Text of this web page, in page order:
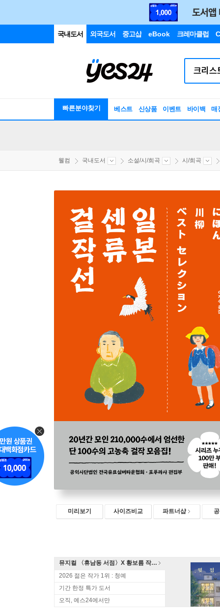
국내도서 외국도서 중고샵 eBook 크레마클럽
빠른분야찾기 베스트 신상품 이벤트 바이백 매
웰컴 국내도서 소설/시/희곡 시/희곡
미리보기 사이즈비교 파트너샵
뮤지컬 〈휴남동 서점〉X 황보름 작가 북토크
2026 젊은 작가 1위 : 청예
기간 한정 특가 도서
오직, 예스24에서만